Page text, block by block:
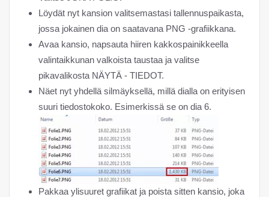
Löydät nyt kansion valitsemastasi tallennuspaikasta,
jossa jokainen dia on saatavana PNG -grafiikkana.
Avaa kansio, napsauta hiiren kakkospainikkeella
valintaikkunan valkoista taustaa ja valitse
pikavalikosta NÄYTÄ - TIEDOT.
Näet nyt yhdellä silmäyksellä, millä dialla on erityisen
suuri tiedostokoko. Esimerkissä se on dia 6.
Pakkaa ylisuuret grafiikat ja poista sitten kansio, joka